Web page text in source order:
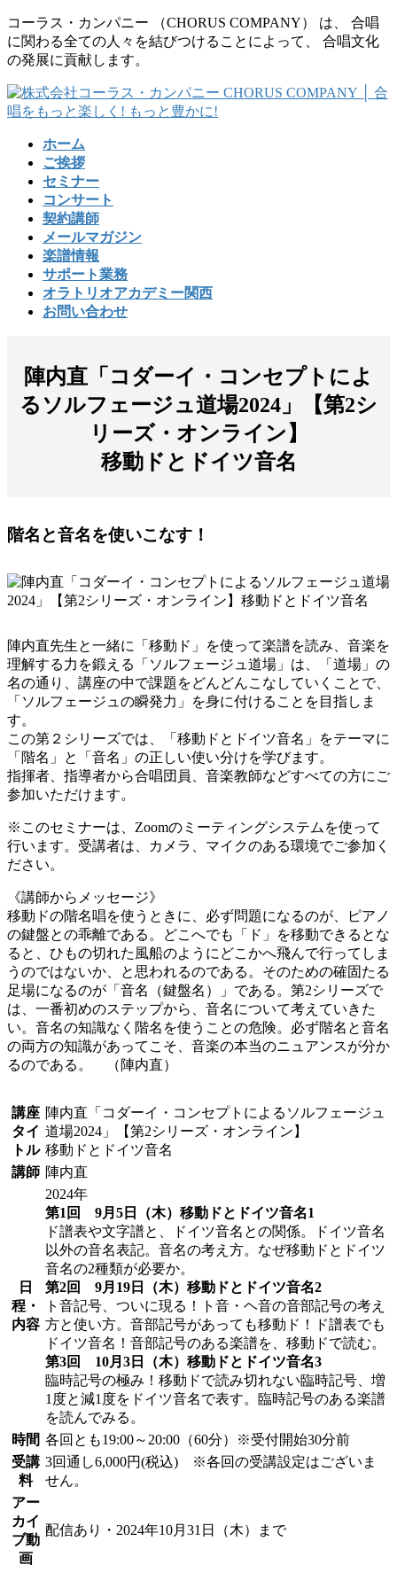
コ
ン
テ
ツ
に
ナ
ビ
ゲ
シ
ョ
コーラス・カンパニー （CHORUS COMPANY） は、 合唱
に関わる全ての人々を結びつけることによって、 合唱文化
の発展に貢献します。
ホーム
ご挨拶
セミナー
コンサート
契約講師
メールマガジン
楽譜情報
サポート業務
オラトリオアカデミー関西
お問い合わせ
陣内直「コダーイ・コンセプトによ
るソルフェージュ道場2024」【第2シ
リーズ・オンライン】
移動ドとドイツ音名
階名と音名を使いこなす！
陣内直先生と一緒に「移動ド」を使って楽譜を読み、音楽を
理解する力を鍛える「ソルフェージュ道場」は、「道場」の
名の通り、講座の中で課題をどんどんこなしていくことで、
「ソルフェージュの瞬発力」を身に付けることを目指しま
す。
この第２シリーズでは、「移動ドとドイツ音名」をテーマに
「階名」と「音名」の正しい使い分けを学びます。
指揮者、指導者から合唱団員、音楽教師などすべての方にご
参加いただけます。
※このセミナーは、Zoomのミーティングシステムを使って
行います。受講者は、カメラ、マイクのある環境でご参加く
ださい。
《講師からメッセージ》
移動ドの階名唱を使うときに、必ず問題になるのが、ピアノ
の鍵盤との乖離である。どこへでも「ド」を移動できるとな
ると、ひもの切れた風船のようにどこかへ飛んで行ってしま
うのではないか、と思われるのである。そのための確固たる
足場になるのが「音名（鍵盤名）」である。第2シリーズで
は、一番初めのステップから、音名について考えていきた
い。音名の知識なく階名を使うことの危険。必ず階名と音名
の両方の知識があってこそ、音楽の本当のニュアンスが分か
るのである。 （陣内直）
講座
タイ
トル
陣内直「コダーイ・コンセプトによるソルフェージュ
道場2024」【第2シリーズ・オンライン】
移動ドとドイツ音名
講師 陣内直
日
程・
内容
2024年
第1回 9月5日（木）移動ドとドイツ音名1
ド譜表や文字譜と、ドイツ音名との関係。ドイツ音名
以外の音名表記。音名の考え方。なぜ移動ドとドイツ
音名の2種類が必要か。
第2回 9月19日（木）移動ドとドイツ音名2
ト音記号、ついに現る！ト音・ヘ音の音部記号の考え
方と使い方。音部記号があっても移動ド！ド譜表でも
ドイツ音名！音部記号のある楽譜を、移動ドで読む。
第3回 10月3日（木）移動ドとドイツ音名3
臨時記号の極み！移動ドで読み切れない臨時記号、増
1度と減1度をドイツ音名で表す。臨時記号のある楽譜
を読んでみる。
時間 各回とも19:00～20:00（60分）※受付開始30分前
受講
料
3回通し6,000円(税込) ※各回の受講設定はございま
せん。
アー
カイ
ブ動
画
配信あり・2024年10月31日（木）まで